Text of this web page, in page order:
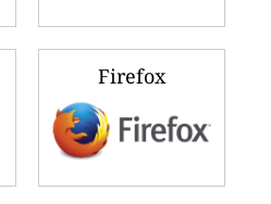
Firefox